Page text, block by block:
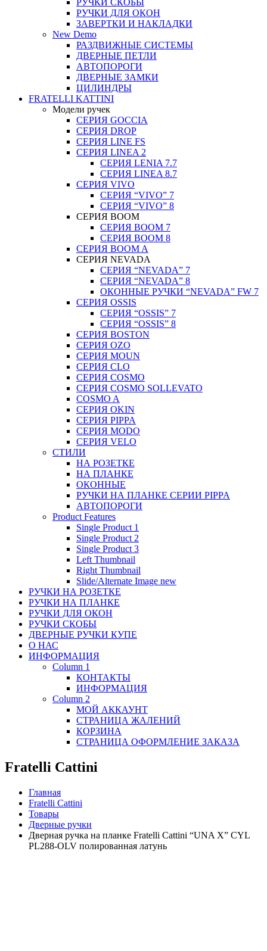
РУЧКИ ДЛЯ ОКОН
ЗАВЕРТКИ И НАКЛАДКИ
New Demo
РАЗДВИЖНЫЕ СИСТЕМЫ
ДВЕРНЫЕ ПЕТЛИ
АВТОПОРОГИ
ДВЕРНЫЕ ЗАМКИ
ЦИЛИНДРЫ
FRATELLI KATTINI
Модели ручек
СЕРИЯ GOCCIA
СЕРИЯ DROP
СЕРИЯ LINE FS
СЕРИЯ LINEA 2
СЕРИЯ LENIA 7.7
СЕРИЯ LINEA 8.7
СЕРИЯ VIVO
СЕРИЯ “VIVO” 7
СЕРИЯ “VIVO” 8
СЕРИЯ ВOOM
СЕРИЯ ВOOM 7
СЕРИЯ ВOOM 8
СЕРИЯ ВOOM A
СЕРИЯ NEVADA
СЕРИЯ “NEVADA” 7
СЕРИЯ “NEVADA” 8
ОКОННЫЕ РУЧКИ “NEVADA” FW 7
СЕРИЯ OSSIS
СЕРИЯ “OSSIS” 7
СЕРИЯ “OSSIS” 8
СЕРИЯ ВOSTON
CЕРИЯ OZO
СЕРИЯ MOUN
СЕРИЯ CLO
СЕРИЯ COSMO
СЕРИЯ COSMO SOLLEVATO
COSMO A
СЕРИЯ OKIN
СЕРИЯ PIPPA
СЕРИЯ MODO
СЕРИЯ VELO
СТИЛИ
НА РОЗЕТКЕ
НА ПЛАНКЕ
ОКОННЫЕ
РУЧКИ НА ПЛАНКЕ СЕРИИ PIPPA
АВТОПОРОГИ
Product Features
Single Product 1
Single Product 2
Single Product 3
Left Thumbnail
Right Thumbnail
Slide/Alternate Image new
РУЧКИ НА РОЗЕТКЕ
РУЧКИ НА ПЛАНКЕ
РУЧКИ ДЛЯ ОКОН
РУЧКИ СКОБЫ
ДВЕРНЫЕ РУЧКИ КУПЕ
О НАС
ИНФОРМАЦИЯ
Column 1
КОНТАКТЫ
ИНФОРМАЦИЯ
Column 2
МОЙ АККАУНТ
СТРАНИЦА ЖАЛЕНИЙ
КОРЗИНА
СТРАНИЦА ОФОРМЛЕНИЕ ЗАКАЗА
Fratelli Cattini
Главная
Fratelli Cattini
Товары
Дверные ручки
Дверная ручка на планке Fratelli Cattini “UNA X” CYL
PL288-OLV полированная латунь